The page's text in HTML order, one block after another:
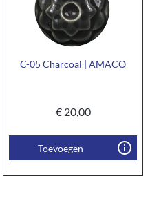
C-05 Charcoal | AMACO
€20,00
Toevoegen